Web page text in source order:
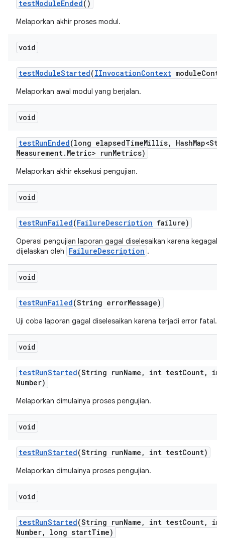
testModuleEnded()
Melaporkan akhir proses modul.
void
testModuleStarted(IInvocationContext module
Melaporkan awal modul yang berjalan.
void
testRunEnded(long elapsedTimeMillis, Hash
Measurement. Metric> runMetrics)
Melaporkan akhir eksekusi pengujian.
void
testRunFailed(FailureDescription failure)
Operasi pengujian laporan gagal diselesaikan karena
dijelaskan oleh
FailureDescription .
void
testRunFailed(String errorMessage)
Uji coba laporan gagal diselesaikan karena terjadi error fatal.
void
testRunStarted(String runName , int testCount,
int
Number)
Melaporkan dimulainya proses pengujian.
void
testRunStarted(String runName , int testCount)
Melaporkan dimulainya proses pengujian.
void
testRunStarted(String runName , int testCount,
int
Number, long startTime)